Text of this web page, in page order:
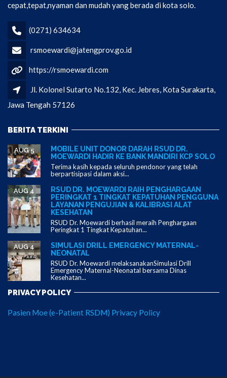
cepat,tepat,nyaman dan mudah yang berada di kota solo.
(0271) 634634
rsmoewardi@jatengprov.go.id
https://rsmoewardi.com
Jl. Kolonel Sutarto No.132, Kec. Jebres, Kota Surakarta,
Jawa Tengah 57126
BERITA TERKINI
MOBILE UNIT DONOR DARAH RSUD DR.
MOEWARDI HADIR KE BANK MANDIRI KCP SOLO
AUG 5
Terima kasih kepada seluruh pendonor yang telah
berpartisipasi dalam aksi...
RSUD DR. MOEWARDI RAIH PENGHARGAAN
PERINGKAT 1 TINGKAT KEPATUHAN PENGGUNA
LAYANAN PENGUJIAN & KALIBRASI ALAT
KESEHATAN
AUG 4
RSUD Dr. Moewardi berhasil meraih Penghargaan
Peringkat 1 Tingkat Kepatuhan...
SIMULASI DRILL EMERGENCY MATERNAL-
NEONATAL
AUG 4
RSUD Dr. Moewardi melaksanakanSimulasi Drill
Emergency Maternal-Neonatal bersama Dinas
Kesehatan...
PRIVACY POLICY
Pasien Moe (e-Patient RSDM) Privacy Policy